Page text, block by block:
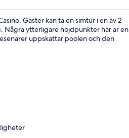
Gäster kan ta en simtur i en av 2
ytterligare höjdpunkter här är en
uppskattar poolen och den